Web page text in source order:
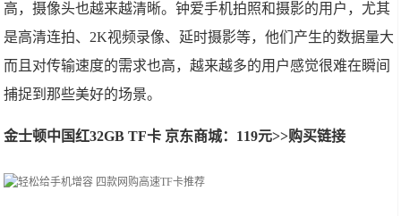
高，摄像头也越来越清晰。钟爱手机拍照和摄影的用户，尤其
是高清连拍、2K视频录像、延时摄影等，他们产生的数据量大
而且对传输速度的需求也高，越来越多的用户感觉很难在瞬间
捕捉到那些美好的场景。
金士顿中国红32GB TF卡 京东商城：119元>>购买链接